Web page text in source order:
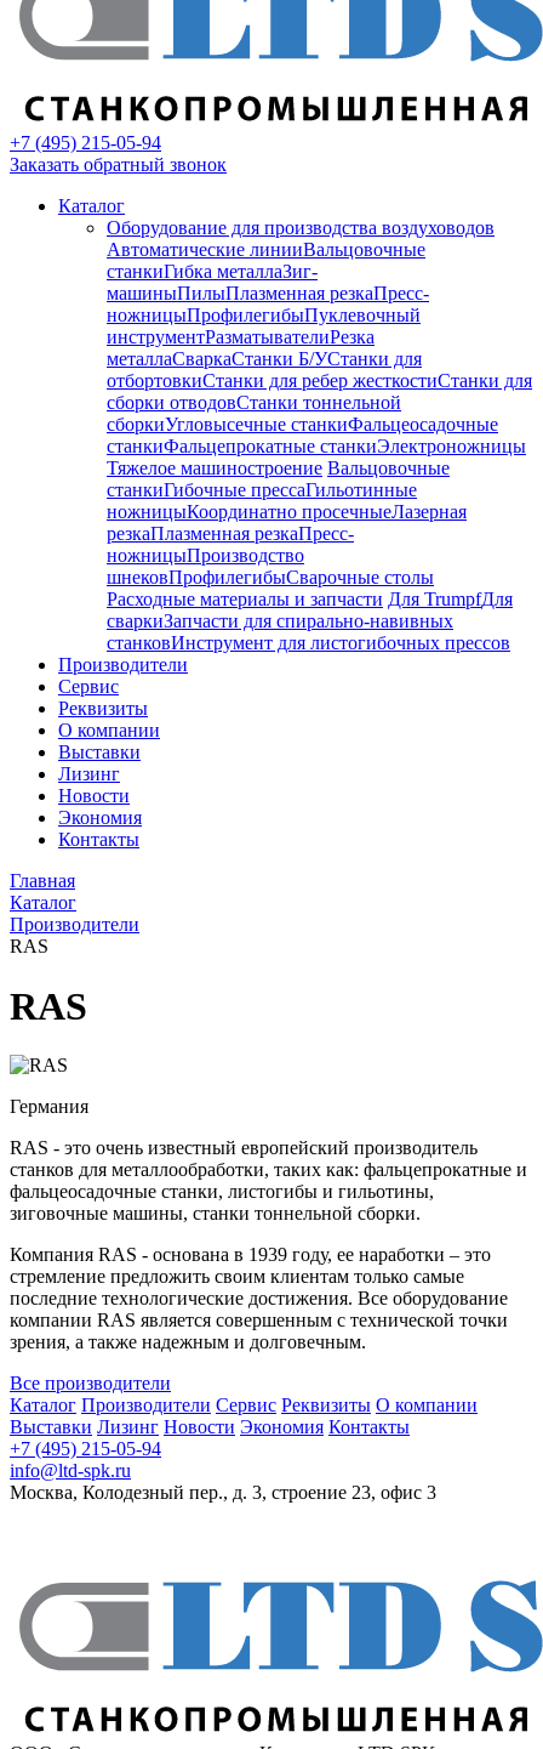
+7 (495) 215-05-94
Заказать обратный звонок
Каталог
Оборудование для производства воздуховодов
Автоматические линииВальцовочные
станкиГибка металлаЗиг-
машиныПилыПлазменная резкаПресс-
ножницыПрофилегибыПуклевочный
инструментРазматывателиРезка
металлаСваркаСтанки Б/УСтанки для
отбортовкиСтанки для ребер жесткостиСтанки для
сборки отводовСтанки тоннельной
сборкиУгловысечные станкиФальцеосадочные
станкиФальцепрокатные станкиЭлектроножницы
Тяжелое машиностроение Вальцовочные
станкиГибочные прессаГильотинные
ножницыКоординатно просечныеЛазерная
резкаПлазменная резкаПресс-
ножницыПроизводство
шнековПрофилегибыСварочные столы
Расходные материалы и запчасти Для TrumpfДля
сваркиЗапчасти для спирально-навивных
станковИнструмент для листогибочных прессов
Производители
Сервис
Реквизиты
О компании
Выставки
Лизинг
Новости
Экономия
Контакты
Главная
Каталог
Производители
RAS
RAS
Германия
RAS - это очень известный европейский производитель
станков для металлообработки, таких как: фальцепрокатные и
фальцеосадочные станки, листогибы и гильотины,
зиговочные машины, станки тоннельной сборки.
Компания RAS - основана в 1939 году, ее наработки – это
стремление предложить своим клиентам только самые
последние технологические достижения. Все оборудование
компании RAS является совершенным с технической точки
зрения, а также надежным и долговечным.
Все производители
Каталог Производители Сервис Реквизиты О компании
Выставки Лизинг Новости Экономия Контакты
+7 (495) 215-05-94
info@ltd-spk.ru
Москва, Колодезный пер., д. 3, строение 23, офис 3